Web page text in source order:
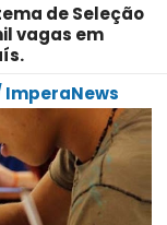
de Seleção
vagas em
ImperaNews